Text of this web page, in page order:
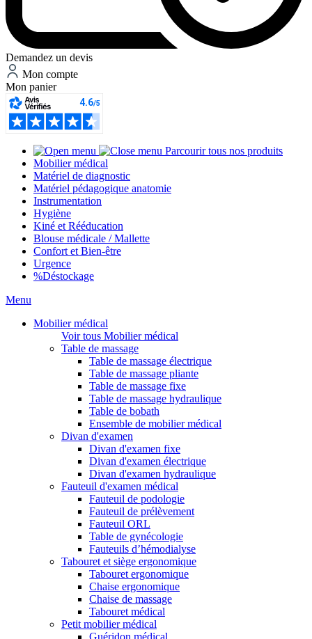
Demandez un devis
Mon compte
Mon panier
Parcourir tous nos produits
Mobilier médical
Matériel de diagnostic
Matériel pédagogique anatomie
Instrumentation
Hygiène
Kiné et Rééducation
Blouse médicale / Mallette
Confort et Bien-être
Urgence
%Déstockage
Menu
Mobilier médical
Voir tous Mobilier médical
Table de massage
Table de massage électrique
Table de massage pliante
Table de massage fixe
Table de massage hydraulique
Table de bobath
Ensemble de mobilier médical
Divan d'examen
Divan d'examen fixe
Divan d'examen électrique
Divan d'examen hydraulique
Fauteuil d'examen médical
Fauteuil de podologie
Fauteuil de prélèvement
Fauteuil ORL
Table de gynécologie
Fauteuils d’hémodialyse
Tabouret et siège ergonomique
Tabouret ergonomique
Chaise ergonomique
Chaise de massage
Tabouret médical
Petit mobilier médical
Guéridon médical